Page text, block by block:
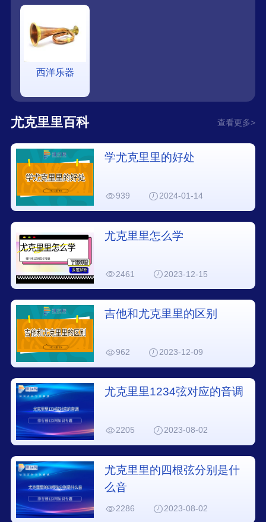
西洋乐器
尤克里里百科 查看更多>
学尤克里里的好处
939 2024-01-14
尤克里里怎么学
2461 2023-12-15
吉他和尤克里里的区别
962 2023-12-09
尤克里里1234弦对应的音调
2205 2023-08-02
尤克里里的四根弦分别是什
么音
2286 2023-08-02